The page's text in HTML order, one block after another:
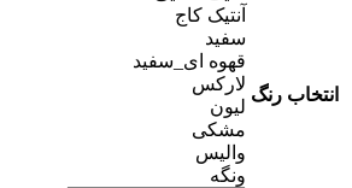
انتخاب رنگ
آنتیک کاج
سفید
قهوه ای_سفید
لارکس
لیون
مشکی
والیس
ونگه